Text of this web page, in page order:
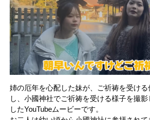
姉の厄年を心配した妹が、ご祈祷を受け
し、小國神社でご祈祷を受ける様子を撮
したYouTubeムービーです。